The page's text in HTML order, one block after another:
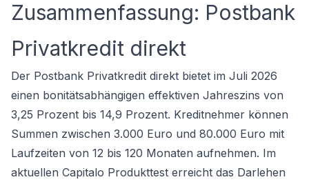
Zusammenfassung: Postbank
Privatkredit direkt
Der Postbank Privatkredit direkt bietet im Juli 2026
einen bonitätsabhängigen effektiven Jahreszins von
3,25 Prozent bis 14,9 Prozent. Kreditnehmer können
Summen zwischen 3.000 Euro und 80.000 Euro mit
Laufzeiten von 12 bis 120 Monaten aufnehmen. Im
aktuellen Capitalo Produkttest erreicht das Darlehen